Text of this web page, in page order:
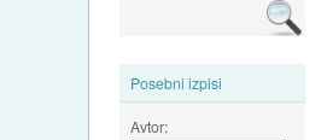
Posebni izpisi
Avtor: